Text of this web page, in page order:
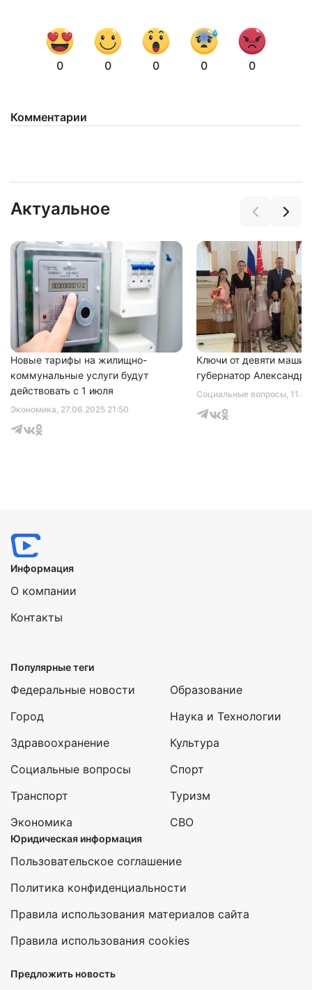
0 0 0 0 0
Комментарии
Актуальное
Экономика, 27.06.2025 21:50
Новые тарифы на жилищно-
коммунальные услуги будут
действовать с 1 июля
Социальные вопросы,
Ключи от девяти машин
губернатор Александр
соглашаетесь сполитикой конфиденциальности
Информация
О компании
Контакты
Популярные теги
Федеральные новости
Город
Здравоохранение
Социальные вопросы
Транспорт
Экономика
Образование
Наука и Технологии
Культура
Спорт
Туризм
СВО
Юридическая информация
Пользовательское соглашение
Политика конфиденциальности
Правила использования материалов сайта
Правила использования cookies
Предложить новость